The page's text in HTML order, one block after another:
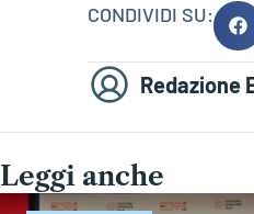
CONDIVIDI SU:
Redazione
Leggi anche